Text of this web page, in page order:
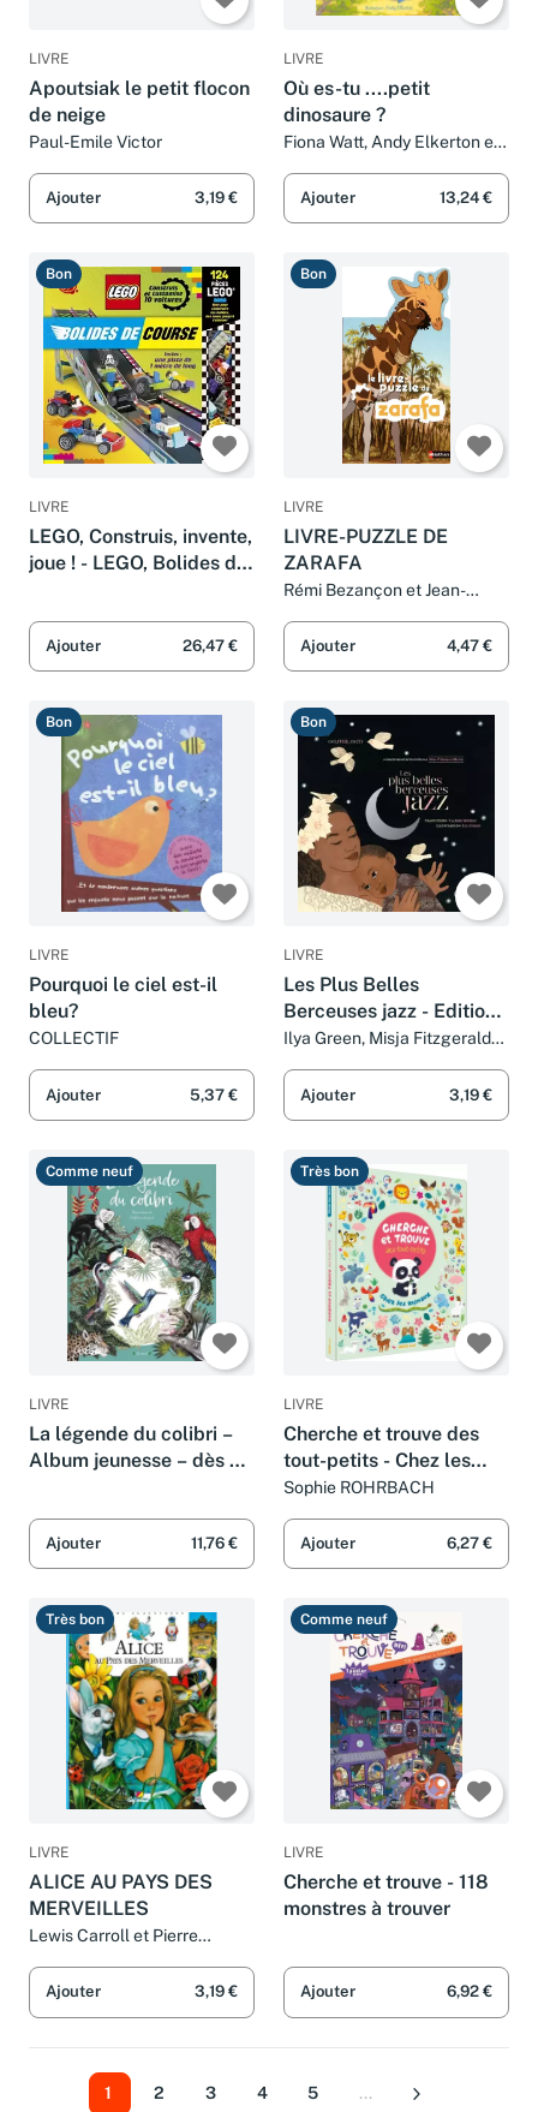
LIVRE
Apoutsiak le petit flocon
de neige
Paul-Emile Victor
Ajouter 3,19 €
LIVRE
Où es-tu ....petit
dinosaure ?
Fiona Watt, Andy Elkerton et
Ajouter 13,24 €
Bon
LIVRE
LEGO, Construis, invente,
joue ! - LEGO, Bolides de
Ajouter 26,47 €
Bon
LIVRE
LIVRE-PUZZLE DE
ZARAFA
Rémi Bezançon et Jean-
Ajouter 4,47 €
Bon
LIVRE
Pourquoi le ciel est-il
bleu?
COLLECTIF
Ajouter 5,37 €
Bon
LIVRE
Les Plus Belles
Berceuses jazz - Edition
classique
Ilya Green, Misja Fitzgerald
Ajouter 3,19 €
Comme neuf
LIVRE
La légende du colibri –
Album jeunesse – dès 4
Ajouter 11,76 €
Très bon
LIVRE
Cherche et trouve des
tout-petits - Chez les
animaux
Sophie ROHRBACH
Ajouter 6,27 €
Très bon
LIVRE
ALICE AU PAYS DES
MERVEILLES
Lewis Carroll et Pierre
Ajouter 3,19 €
Comme neuf
LIVRE
Cherche et trouve - 118
monstres à trouver
Ajouter 6,92 €
1 2 3 4 5 ... Suivant